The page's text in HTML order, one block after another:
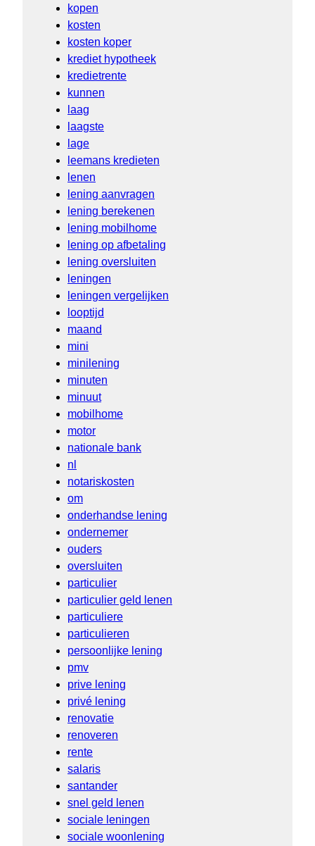
kopen
kosten
kosten koper
krediet hypotheek
kredietrente
kunnen
laag
laagste
lage
leemans kredieten
lenen
lening aanvragen
lening berekenen
lening mobilhome
lening op afbetaling
lening oversluiten
leningen
leningen vergelijken
looptijd
maand
mini
minilening
minuten
minuut
mobilhome
motor
nationale bank
nl
notariskosten
om
onderhandse lening
ondernemer
ouders
oversluiten
particulier
particulier geld lenen
particuliere
particulieren
persoonlijke lening
pmv
prive lening
privé lening
renovatie
renoveren
rente
salaris
santander
snel geld lenen
sociale leningen
sociale woonlening